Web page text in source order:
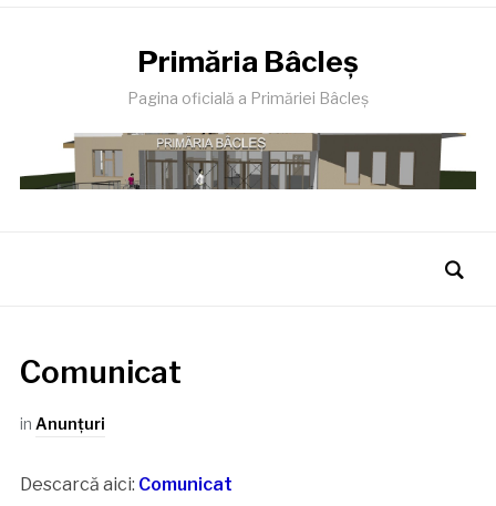
Primăria Bâcleş
Pagina oficială a Primăriei Bâcleş
Comunicat
in Anunţuri
Descarcă aici: Comunicat